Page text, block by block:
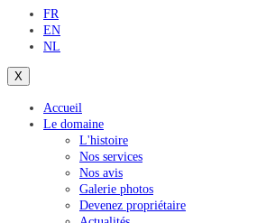
FR
EN
NL
X
Accueil
Le domaine
L'histoire
Nos services
Nos avis
Galerie photos
Devenez propriétaire